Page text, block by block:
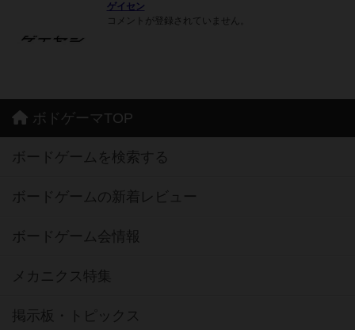
ゲイセン
コメントが登録されていません。
ボドゲーマTOP
ボードゲームを検索する
ボードゲームの新着レビュー
ボードゲーム会情報
メカニクス特集
掲示板・トピックス